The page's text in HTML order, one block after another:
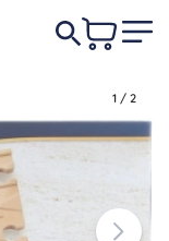
1 / 2
In